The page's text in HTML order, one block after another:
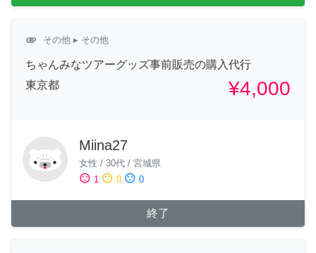
attachment その他 ▸ その他
ちゃんみなツアーグッズ事前販売の購入代行
東京都
¥4,000
Miina27
女性 / 30代 / 宮城県
sentiment_satisfied 1 sentiment_neutral 0 sentiment_dissatisfied 0
終了